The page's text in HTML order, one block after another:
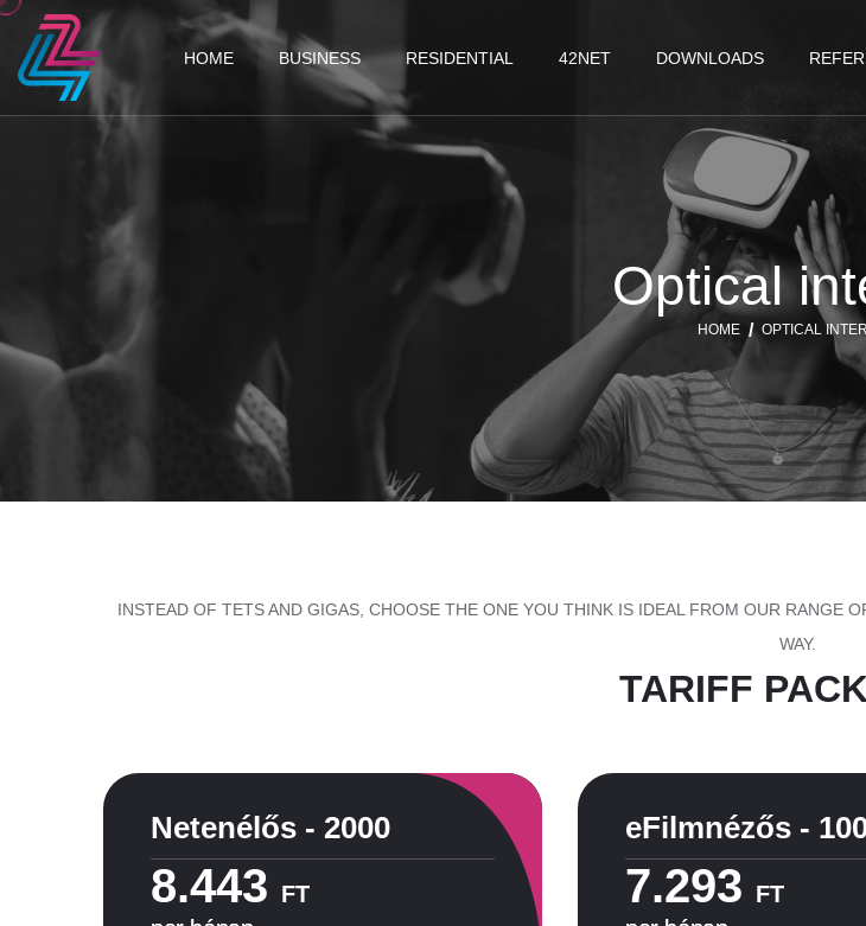
HOME BUSINESS RESIDENTIAL 42NET DOWNLOADS
Optical
HOME OPTICAL
INSTEAD OF TETS AND GIGAS, CHOOSE THE ONE YOU THINK IS IDEAL FROM OUR RANGE
WAY.
TARIFF
Netenélős - 2000
8.443 FT
eFilmnézős -
7.293 FT